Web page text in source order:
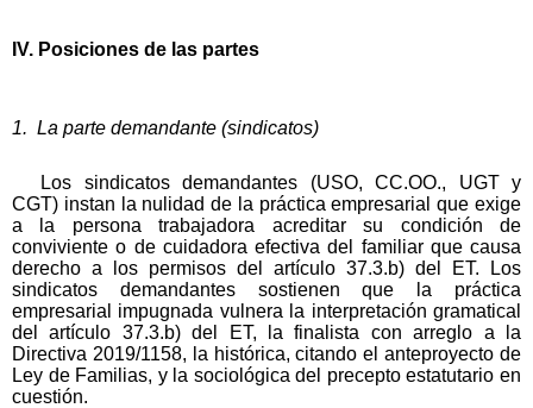
IV. Posiciones de las partes
1. La parte demandante (sindicatos)
Los sindicatos demandantes (USO, CC.OO., UGT y
CGT) instan la nulidad de la práctica empresarial que exige
a la persona trabajadora acreditar su condición de
conviviente o de cuidadora efectiva del familiar que causa
derecho a los permisos del artículo 37.3.b) del ET. Los
sindicatos demandantes sostienen que la práctica
empresarial impugnada vulnera la interpretación gramatical
del artículo 37.3.b) del ET, la finalista con arreglo a la
Directiva 2019/1158, la histórica, citando el anteproyecto de
Ley de Familias, y la sociológica del precepto estatutario en
cuestión.